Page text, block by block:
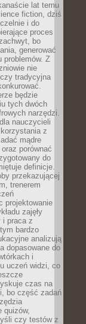
lat temu
fiction, dziś
i do
proces
bo
generować
problemów. Z
nie
tradycyjna
będzie
tych dwóch
narzędzi.
nauczycieli
z
mądre
porównać
do
definicje.
przekazującej
trenerem
projektowanie
zajęły
i praca z
bardzo
analizują
dopasowane do
i
uczeń widzi, co
czas na
bo część zadań
quizów,
czy testów z